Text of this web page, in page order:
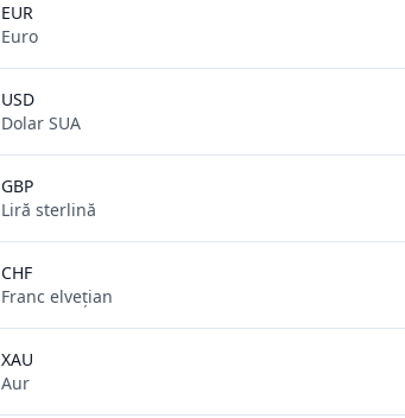
EUR
Euro
USD
Dolar SUA
GBP
Liră sterlină
CHF
Franc elvețian
XAU
Aur